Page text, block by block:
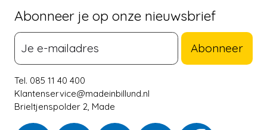
Abonneer je op onze nieuwsbrief
Abonneer
Tel. 085 11 40 400
Klantenservice@madeinbillund.nl
Brieltjenspolder 2, Made